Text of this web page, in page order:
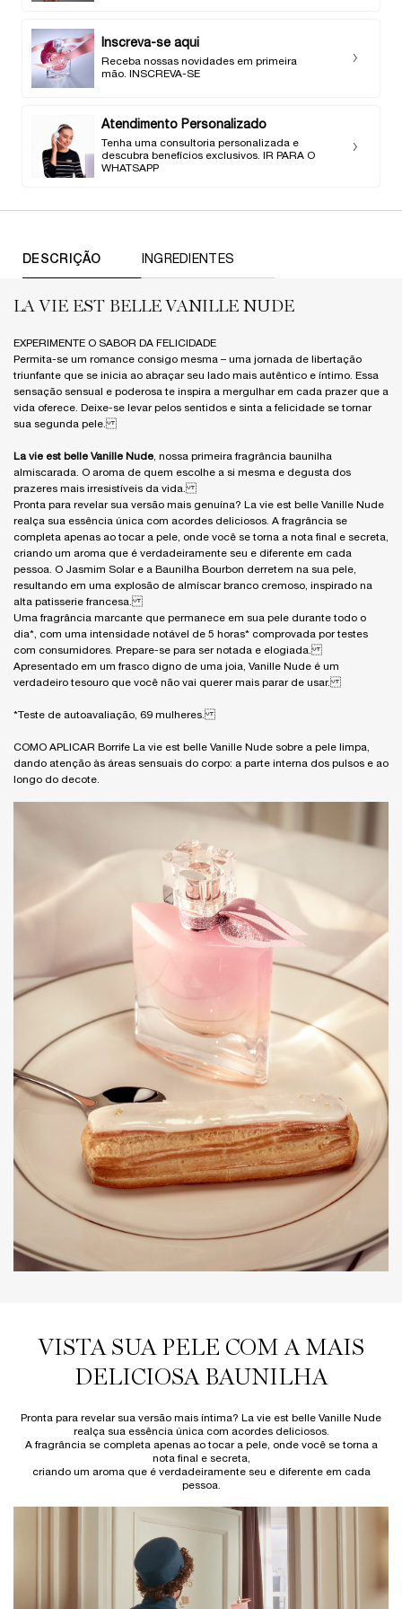
Inscreva-se aqui
Receba nossas novidades em primeira
mão. INSCREVA-SE
Atendimento Personalizado
Tenha uma consultoria personalizada e
descubra benefícios exclusivos. IR PARA O
WHATSAPP
DESCRIÇÃO INGREDIENTES
LA VIE EST BELLE VANILLE NUDE
EXPERIMENTE O SABOR DA FELICIDADE
Permita-se um romance consigo mesma – uma jornada de libertação
triunfante que se inicia ao abraçar seu lado mais autêntico e íntimo. Essa
sensação sensual e poderosa te inspira a mergulhar em cada prazer que a
vida oferece. Deixe-se levar pelos sentidos e sinta a felicidade se tornar
sua segunda pele.
La vie est belle Vanille Nude , nossa primeira fragrância baunilha
almiscarada. O aroma de quem escolhe a si mesma e degusta dos
prazeres mais irresistíveis da vida.
Pronta para revelar sua versão mais genuína? La vie est belle Vanille Nude
realça sua essência única com acordes deliciosos. A fragrância se
completa apenas ao tocar a pele, onde você se torna a nota final e secreta,
criando um aroma que é verdadeiramente seu e diferente em cada
pessoa. O Jasmim Solar e a Baunilha Bourbon derretem na sua pele,
resultando em uma explosão de almíscar branco cremoso, inspirado na
alta patisserie francesa.
Uma fragrância marcante que permanece em sua pele durante todo o
dia*, com uma intensidade notável de 5 horas* comprovada por testes
com consumidores. Prepare-se para ser notada e elogiada.
Apresentado em um frasco digno de uma joia, Vanille Nude é um
verdadeiro tesouro que você não vai querer mais parar de usar.
*Teste de autoavaliação, 69 mulheres.
COMO APLICAR Borrife La vie est belle Vanille Nude sobre a pele limpa,
dando atenção às áreas sensuais do corpo: a parte interna dos pulsos e ao
longo do decote.
VISTA SUA PELE COM A MAIS
DELICIOSA BAUNILHA
Pronta para revelar sua versão mais íntima? La vie est belle Vanille Nude
realça sua essência única com acordes deliciosos.
A fragrância se completa apenas ao tocar a pele, onde você se torna a
nota final e secreta,
criando um aroma que é verdadeiramente seu e diferente em cada
pessoa.